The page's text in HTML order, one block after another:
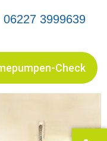
06227 3999639
Check